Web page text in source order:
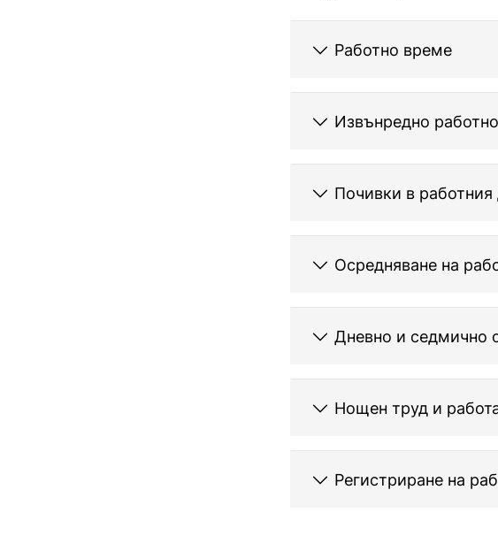
Работно време
Извънредно
Почивки в работния
Осредняване на
Дневно и седмично
Нощен труд и
Регистриране на